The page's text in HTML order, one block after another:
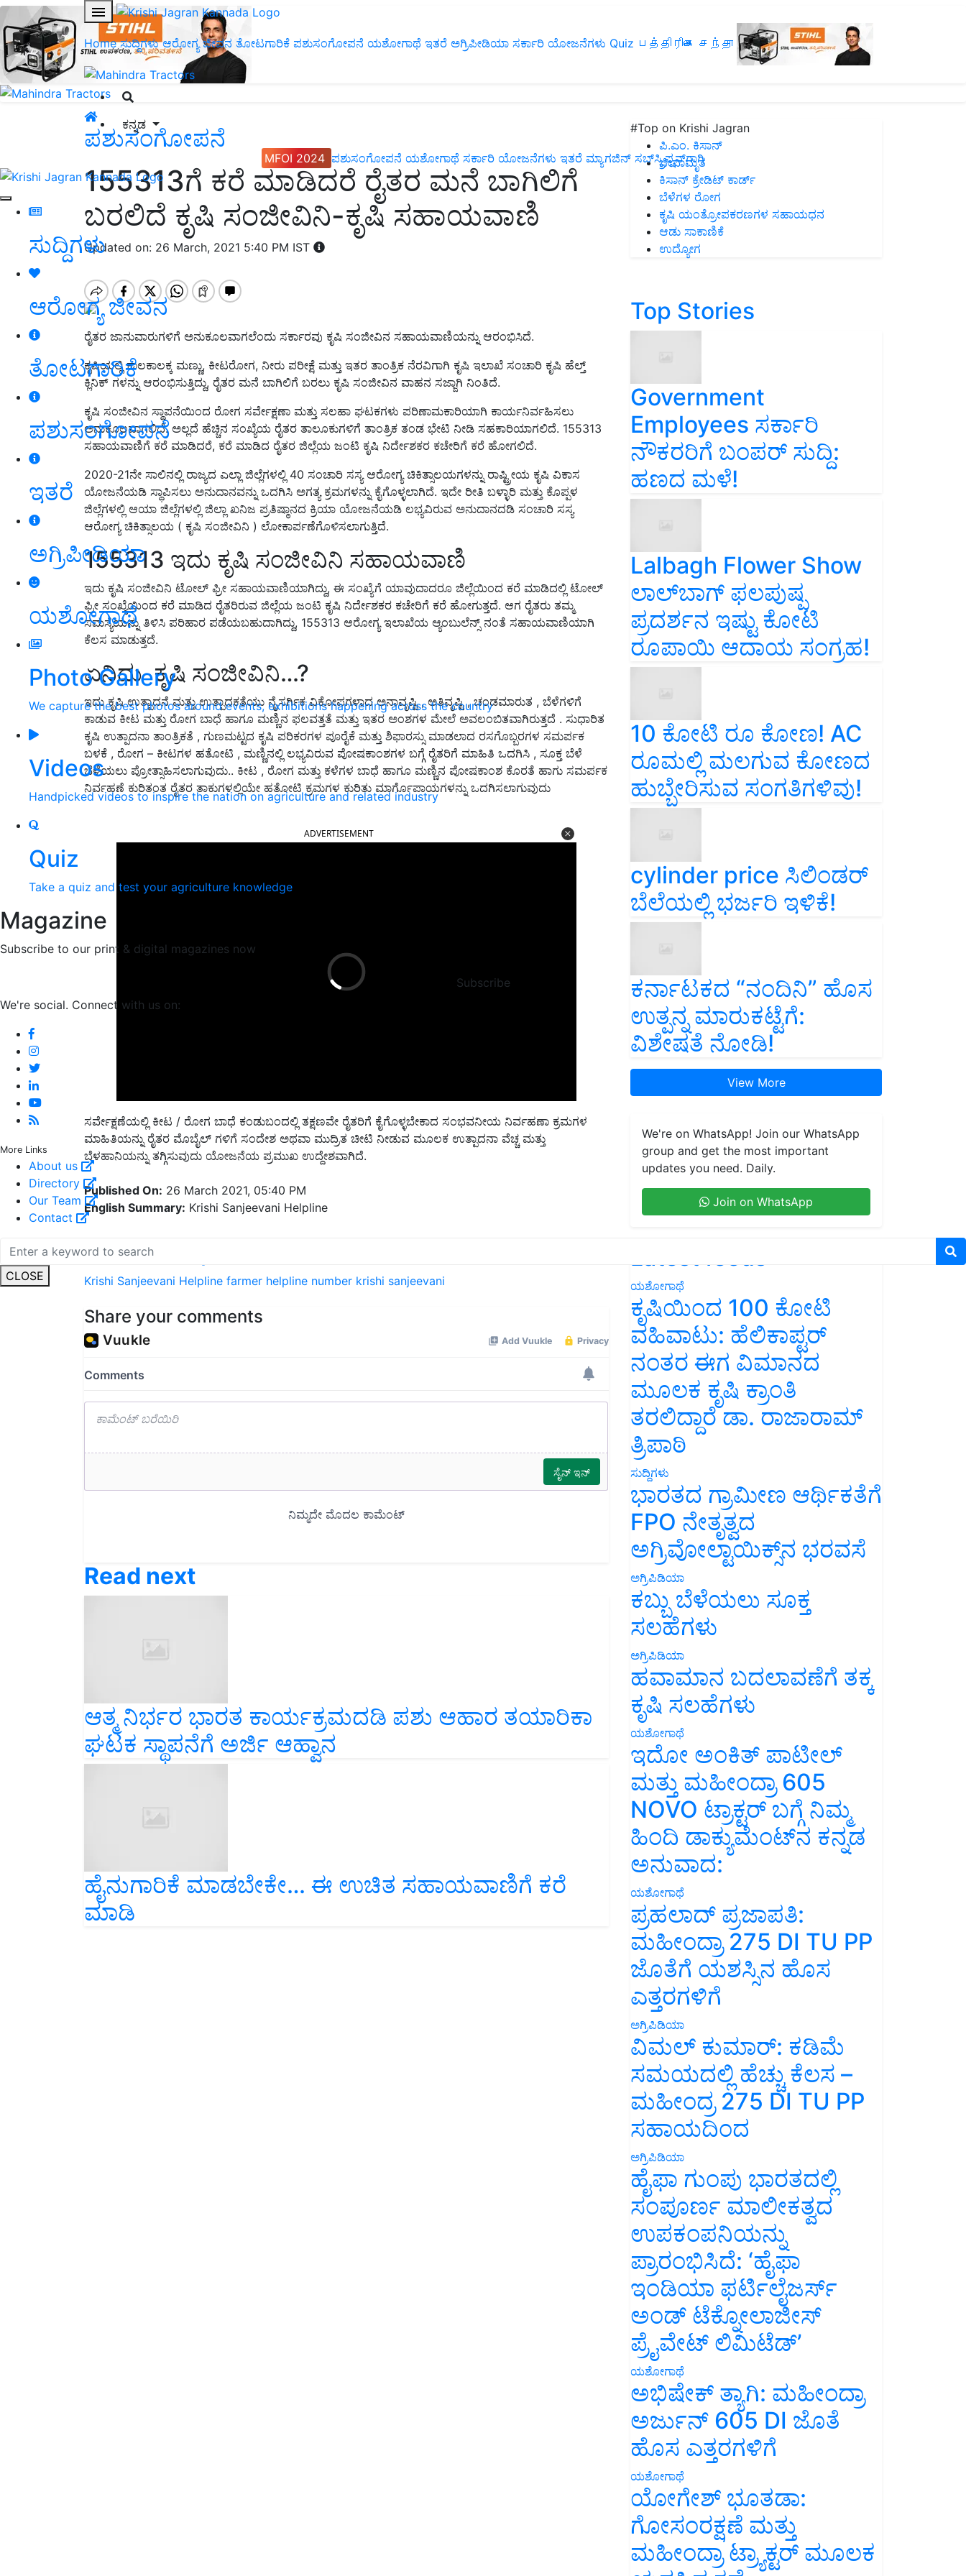
Home ಸುದ್ದಿಗಳು ಆರೋಗ್ಯ ಜೀವನ ತೋಟಗಾರಿಕೆ ಪಶುಸಂಗೋಪನೆ ಯಶೋಗಾಥೆ ಇತರೆ ಅಗ್ರಿಪೀಡಿಯಾ ಸರ್ಕಾರಿ ಯೋಜನೆಗಳು Quiz பத்திரிகை சந்தா
ಕನ್ನಡ
MFOI 2024 ಪಶುಸಂಗೋಪನೆ ಯಶೋಗಾಥೆ ಸರ್ಕಾರಿ ಯೋಜನೆಗಳು ಇತರೆ ಮ್ಯಾಗಜಿನ್‌ ಸಬ್‌ಸ್ಕ್ರಿಪ್ಷನ್‌ಗಾಗಿ
ಸುದ್ದಿಗಳು
ಆರೋಗ್ಯ ಜೀವನ
ತೋಟಗಾರಿಕೆ
ಪಶುಸಂಗೋಪನೆ
ಇತರೆ
ಅಗ್ರಿಪೀಡಿಯಾ
ಯಶೋಗಾಥೆ
Photo Gallery
We capture the best photos around events, exhibitions happening across the country
Videos
Handpicked videos to inspire the nation on agriculture and related industry
Quiz
Take a quiz and test your agriculture knowledge
Magazine
Subscribe to our print & digital magazines now
Subscribe
We're social. Connect with us on:
More Links
About us
Directory
Our Team
Contact
CLOSE
ಪಶುಸಂಗೋಪನೆ
155313ಗೆ ಕರೆ ಮಾಡಿದರೆ ರೈತರ ಮನೆ ಬಾಗಿಲಿಗೆ
ಬರಲಿದೆ ಕೃಷಿ ಸಂಜೀವಿನಿ-ಕೃಷಿ ಸಹಾಯವಾಣಿ
Updated on: 26 March, 2021 5:40 PM IST
ರೈತರ ಜಾನುವಾರುಗಳಿಗೆ ಅನುಕೂಲವಾಗಲೆಂದು ಸರ್ಕಾರವು ಕೃಷಿ ಸಂಜೀವಿನ ಸಹಾಯವಾಣಿಯನ್ನು ಆರಂಭಿಸಿದೆ.
ಕೃಷಿಯಲ್ಲಿ ಕಾಲಕಾಲಕ್ಕ ಮಣ್ಣು, ಕೀಟರೋಗ, ನೀರು ಪರೀಕ್ಷೆ ಮತ್ತು ಇತರ ತಾಂತ್ರಿಕ ನೆರವಿಗಾಗಿ ಕೃಷಿ ಇಲಾಖೆ ಸಂಚಾರಿ ಕೃಷಿ ಹೆಲ್ತ್
ಕ್ಲಿನಿಕ್ ಗಳನ್ನು ಆರಂಭಿಸುತ್ತಿದ್ದು, ರೈತರ ಮನೆ ಬಾಗಿಲಿಗೆ ಬರಲು ಕೃಷಿ ಸಂಜೀವಿನ ವಾಹನ ಸಜ್ಜಾಗಿ ನಿಂತಿದೆ.
ಕೃಷಿ ಸಂಜೀವಿನ ಸ್ಥಾಪನೆಯಿಂದ ರೋಗ ಸರ್ವೇಕ್ಷಣಾ ಮತ್ತು ಸಲಹಾ ಘಟಕಗಳು ಪರಿಣಾಮಕಾರಿಯಾಗಿ ಕಾರ್ಯನಿರ್ವಹಿಸಲು
ಅನುಕೂಲವಾಗಲಿದೆ. ಅಲ್ಲದೆ ಹೆಚ್ಚಿನ ಸಂಖ್ಯೆಯ ರೈತರ ತಾಲೂಕುಗಳಿಗೆ ತಾಂತ್ರಿಕ ತಂಡ ಭೇಟಿ ನೀಡಿ ಸಹಕಾರಿಯಾಗಲಿದೆ. 155313
ಸಹಾಯವಾಣಿಗೆ ಕರೆ ಮಾಡಿದರೆ, ಕರೆ ಮಾಡಿದ ರೈತರ ಜಿಲ್ಲೆಯ ಜಂಟಿ ಕೃಷಿ ನಿರ್ದೇಶಕರ ಕಚೇರಿಗೆ ಕರೆ ಹೋಗಲಿದೆ.
2020-21ನೇ ಸಾಲಿನಲ್ಲಿ ರಾಜ್ಯದ ಎಲ್ಲಾ ಜಿಲ್ಲೆಗಳಲ್ಲಿ 40 ಸಂಚಾರಿ ಸಸ್ಯ ಆರೋಗ್ಯ ಚಿಕಿತ್ಸಾಲಯಗಳನ್ನು ರಾಷ್ಟ್ರೀಯ ಕೃಷಿ ವಿಕಾಸ
ಯೋಜನೆಯಡಿ ಸ್ಥಾಪಿಸಲು ಅನುದಾನವನ್ನು ಒದಗಿಸಿ ಅಗತ್ಯ ಕ್ರಮಗಳನ್ನು ಕೈಗೊಳ್ಳಲಾಗಿದೆ. ಇದೇ ರೀತಿ ಬಳ್ಳಾರಿ ಮತ್ತು ಕೊಪ್ಪಳ
ಜಿಲ್ಲೆಗಳಲ್ಲಿ ಆಯಾ ಜಿಲ್ಲೆಗಳಲ್ಲಿ ಜಿಲ್ಲಾ ಖನಿಜ ಪ್ರತಿಷ್ಠಾನದ ಕ್ರಿಯಾ ಯೋಜನೆಯಡಿ ಲಭ್ಯವಿರುವ ಅನುದಾನದಡಿ ಸಂಚಾರಿ ಸಸ್ಯ
ಆರೋಗ್ಯ ಚಿಕಿತ್ಸಾಲಯ ( ಕೃಷಿ ಸಂಜೀವಿನಿ ) ಲೋಕಾರ್ಪಣೆಗೊಳಿಸಲಾಗುತ್ತಿದೆ.
155313 ಇದು ಕೃಷಿ ಸಂಜೀವಿನಿ ಸಹಾಯವಾಣಿ
ಇದು ಕೃಷಿ ಸಂಜೀವಿನಿ ಟೋಲ್ ಫ್ರೀ ಸಹಾಯವಾಣಿಯಾಗಿದ್ದು, ಈ ಸಂಖ್ಯೆಗೆ ಯಾವುದಾದರೂ ಜಿಲ್ಲೆಯಿಂದ ಕರೆ ಮಾಡಿದಲ್ಲಿ ಟೋಲ್
ಫ್ರೀ ಸಂಖ್ಯೆಯಿಂದ ಕರೆ ಮಾಡಿದ ರೈತರಿರುವ ಜಿಲ್ಲೆಯ ಜಂಟಿ ಕೃಷಿ ನಿರ್ದೇಶಕರ ಕಚೇರಿಗೆ ಕರೆ ಹೋಗುತ್ತದೆ. ಆಗ ರೈತರು ತಮ್ಮ
ಸಮಸ್ಯೆಯನ್ನು ತಿಳಿಸಿ ಪರಿಹಾರ ಪಡೆಯಬಹುದಾಗಿದ್ದು, 155313 ಆರೋಗ್ಯ ಇಲಾಖೆಯ ಆ್ಯಂಬುಲೆನ್ಸ್ ನಂತೆ ಸಹಾಯವಾಣಿಯಾಗಿ
ಕೆಲಸ ಮಾಡುತ್ತದೆ.
ಏನಿದು ಕೃಷಿ ಸಂಜೀವಿನಿ…?
ಇದು ಕೃಷಿ ಉತ್ಪಾದನೆ ಮತ್ತು ಉತ್ಪಾದಕತೆಯು ನೈಸರ್ಗಿಕ ವಿಕೋಪಗಳಾದ ಅನಾವೃಷ್ಟಿ , ಅತಿವೃಷ್ಟಿ , ಚಂಡಮಾರುತ , ಬೆಳೆಗಳಿಗೆ
ಕಾಡುವ ಕೀಟ ಮತ್ತು ರೋಗ ಬಾಧೆ ಹಾಗೂ ಮಣ್ಣಿನ ಫಲವತ್ತತೆ ಮತ್ತು ಇತರ ಅಂಶಗಳ ಮೇಲೆ ಅವಲಂಬಿತವಾಗಿರುತ್ತದೆ . ಸುಧಾರಿತ
ಕೃಷಿ ಉತ್ಪಾದನಾ ತಾಂತ್ರಿಕತೆ , ಗುಣಮಟ್ಟದ ಕೃಷಿ ಪರಿಕರಗಳ ಪೂರೈಕೆ ಮತ್ತು ಶಿಫಾರಸ್ಸು ಮಾಡಲಾದ ರಸಗೊಬ್ಬರಗಳ ಸಮರ್ಪಕ
ಬಳಕೆ , ರೋಗ – ಕೀಟಗಳ ಹತೋಟಿ , ಮಣ್ಣಿನಲ್ಲಿ ಲಭ್ಯವಿರುವ ಪೋಷಕಾಂಶಗಳ ಬಗ್ಗೆ ರೈತರಿಗೆ ಮಾಹಿತಿ ಒದಗಿಸಿ , ಸೂಕ್ತ ಬೆಳೆ
ಬೆಳೆಯಲು ಪ್ರೋತ್ಸಾಹಿಸಲಾಗುವುದು.. ಕೀಟ , ರೋಗ ಮತ್ತು ಕಳೆಗಳ ಬಾಧೆ ಹಾಗೂ ಮಣ್ಣಿನ ಪೋಷಕಾಂಶ ಕೊರತೆ ಹಾಗು ಸಮರ್ಪಕ
ನಿರ್ವಹಣೆ ಕುರಿತಂತ ರೈತರ ತಾಕುಗಳಲ್ಲಿಯೇ ಹತೋಟಿ ಕ್ರಮಗಳ ಕುರಿತು ಮಾರ್ಗೊಪಾಯಗಳನ್ನು ಒದಗಿಸಲಾಗುವುದು
ಸರ್ವೇಕ್ಷಣೆಯಲ್ಲಿ ಕೀಟ / ರೋಗ ಬಾಧೆ ಕಂಡುಬಂದಲ್ಲಿ ತಕ್ಷಣವೇ ರೈತರಿಗೆ ಕೈಗೊಳ್ಳಬೇಕಾದ ಸಂಭವನೀಯ ನಿರ್ವಹಣಾ ಕ್ರಮಗಳ
ಮಾಹಿತಿಯನ್ನು ರೈತರ ಮೊಬೈಲ್ ಗಳಿಗೆ ಸಂದೇಶ ಅಥವಾ ಮುದ್ರಿತ ಚೀಟಿ ನೀಡುವ ಮೂಲಕ ಉತ್ಪಾದನಾ ವೆಚ್ಚ ಮತ್ತು
ಬೆಳಹಾನಿಯನ್ನು ತಗ್ಗಿಸುವುದು ಯೋಜನೆಯ ಪ್ರಮುಖ ಉದ್ದೇಶವಾಗಿದೆ.
Published On:
English Summary:Krishi Sanjeevani Helpline
Krishi Sanjeevani Helpline
ಆತ್ಮ ನಿರ್ಭರ ಭಾರತ ಕಾರ್ಯಕ್ರಮದಡಿ ಪಶು ಆಹಾರ ತಯಾರಿಕಾ
ಘಟಕ ಸ್ಥಾಪನೆಗೆ ಅರ್ಜಿ ಆಹ್ವಾನ
ಹೈನುಗಾರಿಕೆ ಮಾಡಬೇಕೇ… ಈ ಉಚಿತ ಸಹಾಯವಾಣಿಗೆ ಕರೆ
ಮಾಡಿ
#Top on Krishi Jagran
ಪಿ.ಎಂ. ಕಿಸಾನ್
ಜೀವಾಮೃತ
ಕಿಸಾನ್ ಕ್ರೇಡಿಟ್ ಕಾರ್ಡ್
ಬೆಳೆಗಳ ರೋಗ
ಕೃಷಿ ಯಂತ್ರೋಪಕರಣಗಳ ಸಹಾಯಧನ
ಆಡು ಸಾಕಾಣಿಕೆ
ಉದ್ಯೋಗ
Top Stories
Government
Employees ಸರ್ಕಾರಿ
ನೌಕರರಿಗೆ ಬಂಪರ್‌ ಸುದ್ದಿ:
ಹಣದ ಮಳೆ!
Lalbagh Flower Show
ಲಾಲ್‌ಬಾಗ್ ಫಲಪುಷ್ಪ
ಪ್ರದರ್ಶನ ಇಷ್ಟು ಕೋಟಿ
ರೂಪಾಯಿ ಆದಾಯ ಸಂಗ್ರಹ!
10 ಕೋಟಿ ರೂ ಕೋಣ! AC
ರೂಮಲ್ಲಿ ಮಲಗುವ ಕೋಣದ
ಹುಬ್ಬೇರಿಸುವ ಸಂಗತಿಗಳಿವು!
cylinder price ಸಿಲಿಂಡರ್‌
ಬೆಲೆಯಲ್ಲಿ ಭರ್ಜರಿ ಇಳಿಕೆ!
ಕರ್ನಾಟಕದ “ನಂದಿನಿ” ಹೊಸ
ಉತ್ಪನ್ನ ಮಾರುಕಟ್ಟೆಗೆ:
ವಿಶೇಷತೆ ನೋಡಿ!
View More
We're on WhatsApp! Join our WhatsApp
group and get the most important
updates you need. Daily.
Join on WhatsApp
Latest feeds
ಯಶೋಗಾಥೆ
ಕೃಷಿಯಿಂದ 100 ಕೋಟಿ
ವಹಿವಾಟು: ಹೆಲಿಕಾಪ್ಟರ್
ನಂತರ ಈಗ ವಿಮಾನದ
ಮೂಲಕ ಕೃಷಿ ಕ್ರಾಂತಿ
ತರಲಿದ್ದಾರೆ ಡಾ. ರಾಜಾರಾಮ್
ತ್ರಿಪಾಠಿ
ಸುದ್ದಿಗಳು
ಭಾರತದ ಗ್ರಾಮೀಣ ಆರ್ಥಿಕತೆಗೆ
FPO ನೇತೃತ್ವದ
ಅಗ್ರಿವೋಲ್ಟಾಯಿಕ್ಸ್‌ನ ಭರವಸೆ
ಅಗ್ರಿಪಿಡಿಯಾ
ಕಬ್ಬು ಬೆಳೆಯಲು ಸೂಕ್ತ
ಸಲಹೆಗಳು
ಅಗ್ರಿಪಿಡಿಯಾ
ಹವಾಮಾನ ಬದಲಾವಣೆಗೆ ತಕ್ಕ
ಕೃಷಿ ಸಲಹೆಗಳು
ಯಶೋಗಾಥೆ
ಇದೋ ಅಂಕಿತ್ ಪಾಟೀಲ್
ಮತ್ತು ಮಹೀಂದ್ರಾ 605
NOVO ಟ್ರಾಕ್ಟರ್ ಬಗ್ಗೆ ನಿಮ್ಮ
ಹಿಂದಿ ಡಾಕ್ಯುಮೆಂಟ್‌ನ ಕನ್ನಡ
ಅನುವಾದ:
ಯಶೋಗಾಥೆ
ಪ್ರಹಲಾದ್ ಪ್ರಜಾಪತಿ:
ಮಹೀಂದ್ರಾ 275 DI TU PP
ಜೊತೆಗೆ ಯಶಸ್ಸಿನ ಹೊಸ
ಎತ್ತರಗಳಿಗೆ
ಅಗ್ರಿಪಿಡಿಯಾ
ವಿಮಲ್ ಕುಮಾರ್: ಕಡಿಮೆ
ಸಮಯದಲ್ಲಿ ಹೆಚ್ಚು ಕೆಲಸ –
ಮಹೀಂದ್ರ 275 DI TU PP
ಸಹಾಯದಿಂದ
ಅಗ್ರಿಪಿಡಿಯಾ
ಹೈಫಾ ಗುಂಪು ಭಾರತದಲ್ಲಿ
ಸಂಪೂರ್ಣ ಮಾಲೀಕತ್ವದ
ಉಪಕಂಪನಿಯನ್ನು
ಪ್ರಾರಂಭಿಸಿದೆ: ‘ಹೈಫಾ
ಇಂಡಿಯಾ ಫರ್ಟಿಲೈಜರ್ಸ್
ಅಂಡ್ ಟೆಕ್ನೋಲಾಜೀಸ್
ಪ್ರೈವೇಟ್ ಲಿಮಿಟೆಡ್’
ಯಶೋಗಾಥೆ
ಅಭಿಷೇಕ್ ತ್ಯಾಗಿ: ಮಹೀಂದ್ರಾ
ಅರ್ಜುನ್ 605 DI ಜೊತೆ
ಹೊಸ ಎತ್ತರಗಳಿಗೆ
ಯಶೋಗಾಥೆ
ಯೋಗೇಶ್ ಭೂತಡಾ:
ಗೋಸಂರಕ್ಷಣೆ ಮತ್ತು
ಮಹೀಂದ್ರಾ ಟ್ರ್ಯಾಕ್ಟರ್ ಮೂಲಕ